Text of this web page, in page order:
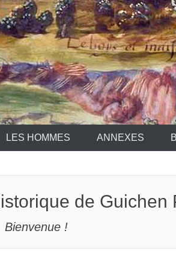
LES HOMMES ANNEXES
de Guichen
Bienvenue !